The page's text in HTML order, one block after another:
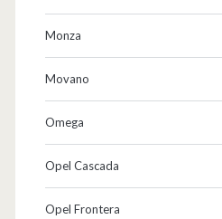
Monza
Movano
Omega
Opel Cascada
Opel Frontera